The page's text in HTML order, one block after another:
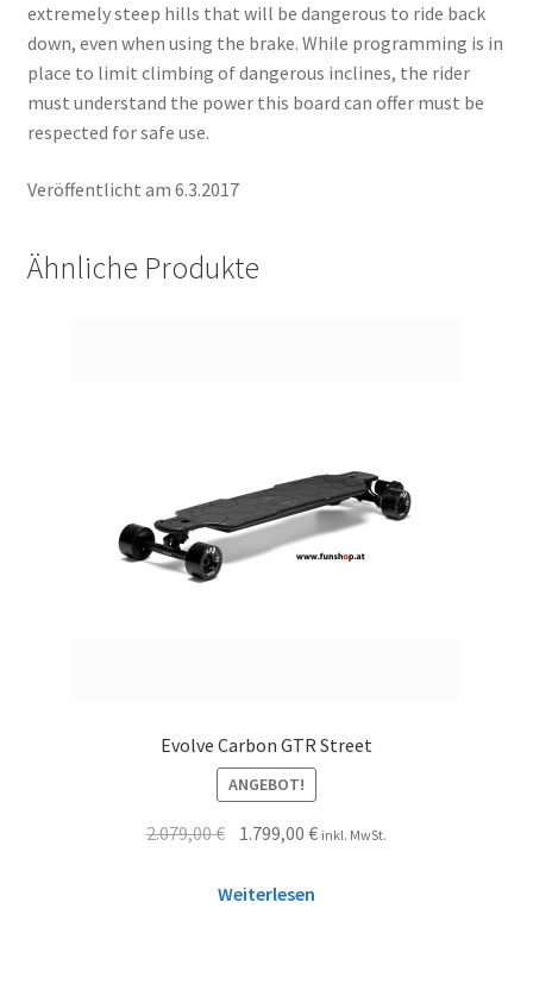
extremely steep hills that will be dangerous to ride back
down, even when using the brake. While programming is in
place to limit climbing of dangerous inclines, the rider
must understand the power this board can offer must be
respected for safe use.
Veröffentlicht am 6.3.2017
Ähnliche Produkte
Evolve Carbon GTR Street
ANGEBOT!
2.079,00€ 1.799,00€ inkl. MwSt.
Weiterlesen